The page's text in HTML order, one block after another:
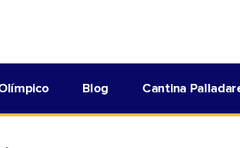
Blog Cantina